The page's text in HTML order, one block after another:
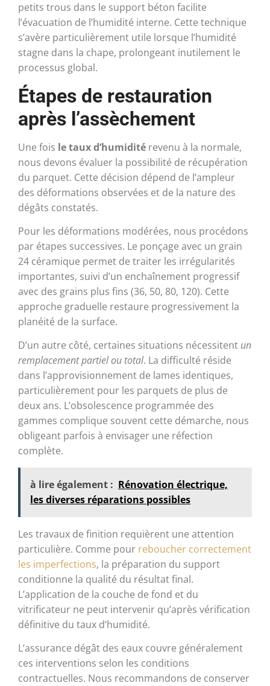
petits trous dans le support béton facilite
l’évacuation de l’humidité interne. Cette technique
s’avère particulièrement utile lorsque l’humidité
stagne dans la chape, prolongeant inutilement le
processus global.
Étapes de restauration
après l’assèchement
Une fois le taux d’humidité revenu à la normale,
nous devons évaluer la possibilité de récupération
du parquet. Cette décision dépend de l’ampleur
des déformations observées et de la nature des
dégâts constatés.
Pour les déformations modérées, nous procédons
par étapes successives. Le ponçage avec un grain
24 céramique permet de traiter les irrégularités
importantes, suivi d’un enchaînement progressif
avec des grains plus fins (36, 50, 80, 120). Cette
approche graduelle restaure progressivement la
planéité de la surface.
D’un autre côté, certaines situations nécessitent un
remplacement partiel ou total. La difficulté réside
dans l’approvisionnement de lames identiques,
particulièrement pour les parquets de plus de
deux ans. L’obsolescence programmée des
gammes complique souvent cette démarche, nous
obligeant parfois à envisager une réfection
complète.
à lire également : Rénovation électrique,
les diverses réparations possibles
Les travaux de finition requièrent une attention
particulière. Comme pour reboucher correctement
les imperfections, la préparation du support
conditionne la qualité du résultat final.
L’application de la couche de fond et du
vitrificateur ne peut intervenir qu’après vérification
définitive du taux d’humidité.
L’assurance dégât des eaux couvre généralement
ces interventions selon les conditions
contractuelles. Nous recommandons de conserver